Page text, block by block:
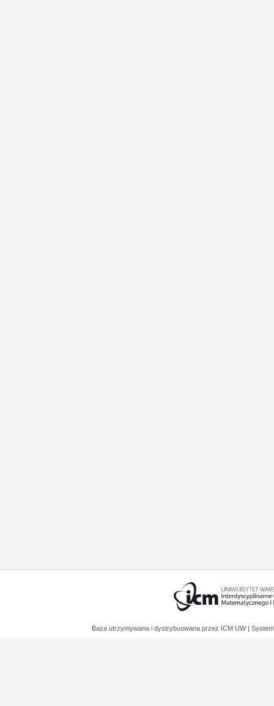
Baza utrzymywana i dystrybuowana przez ICM UW |